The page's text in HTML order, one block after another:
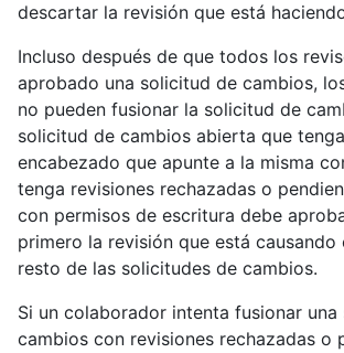
descartar la revisión que está
Incluso después de que todos los
aprobado una solicitud de cambios,
no pueden fusionar la solicitud de
solicitud de cambios abierta que
encabezado que apunte a la misma
tenga revisiones rechazadas o
con permisos de escritura debe
primero la revisión que está causando
resto de las solicitudes de cambios.
Si un colaborador intenta fusionar
cambios con revisiones rechazadas o